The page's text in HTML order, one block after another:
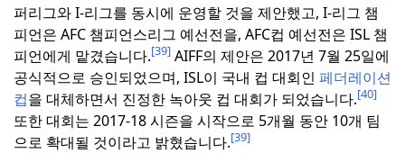
퍼리그와 I-리그를 동시에 운영할 것을 제안했고, I-리그 챔
피언은 AFC 챔피언스리그 예선전을, AFC컵 예선전은 ISL 챔
피언에게 맡겼습니다.[39] AIFF의 제안은 2017년 7월 25일에
공식적으로 승인되었으며, ISL이 국내 컵 대회인 페더레이션
컵을 대체하면서 진정한 녹아웃 컵 대회가 되었습니다.[40]
또한 대회는 2017-18 시즌을 시작으로 5개월 동안 10개 팀
으로 확대될 것이라고 밝혔습니다.[39]